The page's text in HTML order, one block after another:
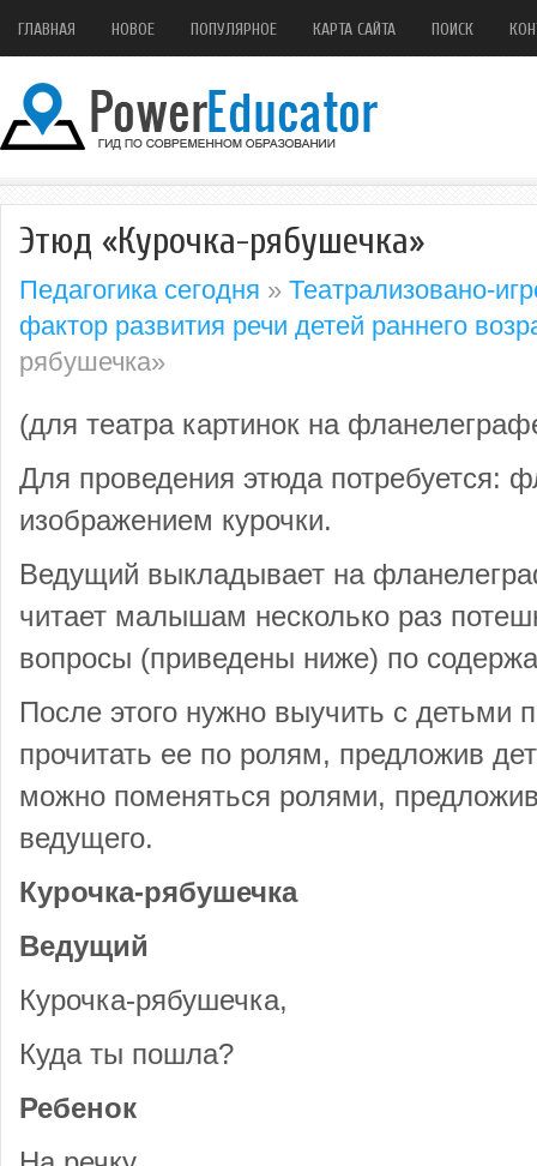
ГЛАВНАЯ НОВОЕ ПОПУЛЯРНОЕ КАРТА САЙТА ПОИСК
Этюд «Курочка-рябушечка»
Педагогика сегодня » Театрализовано-
фактор развития речи детей раннего
рябушечка»
(для театра картинок на
Для проведения этюда потребуется:
изображением курочки.
Ведущий выкладывает на
читает малышам несколько раз
вопросы (приведены ниже) по
После этого нужно выучить с детьми
прочитать ее по ролям, предложив
можно поменяться ролями,
ведущего.
Курочка-рябушечка
Ведущий
Курочка-рябушечка,
Куда ты пошла?
Ребенок